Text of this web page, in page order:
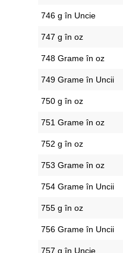
746 g în Uncie
747 g în oz
748 Grame în oz
749 Grame în Uncii
750 g în oz
751 Grame în oz
752 g în oz
753 Grame în oz
754 Grame în Uncii
755 g în oz
756 Grame în Uncii
757 g în Uncie